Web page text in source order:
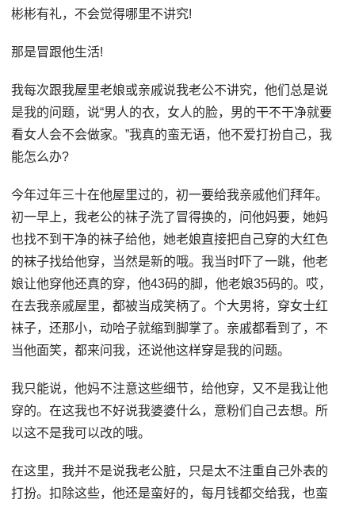
彬彬有礼，不会觉得哪里不讲究!
那是冒跟他生活!
我每次跟我屋里老娘或亲戚说我老公不讲究，他们总是说
是我的问题，说“男人的衣，女人的脸，男的干不干净就要
看女人会不会做家。”我真的蛮无语，他不爱打扮自己，我
能怎么办?
今年过年三十在他屋里过的，初一要给我亲戚他们拜年。
初一早上，我老公的袜子洗了冒得换的，问他妈要，她妈
也找不到干净的袜子给他，她老娘直接把自己穿的大红色
的袜子找给他穿，当然是新的哦。我当时吓了一跳，他老
娘让他穿他还真的穿，他43码的脚，他老娘35码的。哎，
在去我亲戚屋里，都被当成笑柄了。个大男将，穿女士红
袜子，还那小，动哈子就缩到脚掌了。亲戚都看到了，不
当他面笑，都来问我，还说他这样穿是我的问题。
我只能说，他妈不注意这些细节，给他穿，又不是我让他
穿的。在这我也不好说我婆婆什么，意粉们自己去想。所
以这不是我可以改的哦。
在这里，我并不是说我老公脏，只是太不注重自己外表的
打扮。扣除这些，他还是蛮好的，每月钱都交给我，也蛮